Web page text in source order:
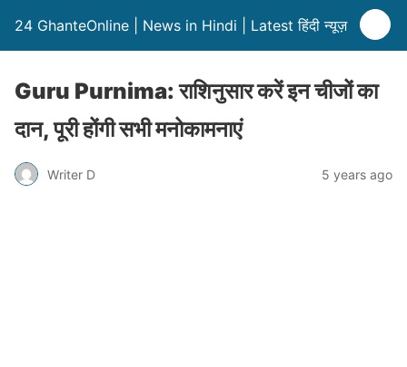
24 GhanteOnline | News in Hindi | Latest हिंदी न्यूज़
Guru Purnima: राशिनुसार करें इन चीजों का
दान, पूरी होंगी सभी मनोकामनाएं
Writer D 5 years ago